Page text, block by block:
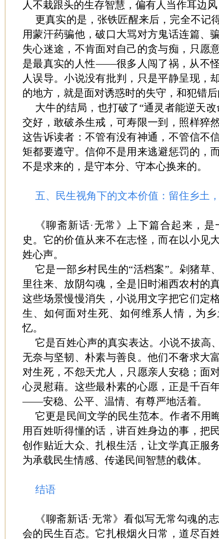
人不栽跟头的生存智慧，偏有人当作耳边
更真实的是，张铁匠醒来后，完全不记
用蒙汗药骗他，破口大骂对方鬼话连篇、
失心迷途，不肯面对自己的贪与痴，只愿
是最真实的人性——很多人闯了祸，从不
人误导。小说没有批判，只是平静呈现，
的地方，就是面对诱惑时的失守，和犯错
大牛的结局，也打破了“通灵者能逆天
交好，敢破杀生戒，可寿限一到，照样猝
这告诉读者：不管有没有神通，不管信不
矩都要遵守。信仰不是用来逃避惩罚的，
不是求来的，是守本分、守本心换来的。
五、民生视角下的文本价值：留住乡土
《聊斋新话·无常》上下篇合起来，
史。它的价值从来不在志怪，而在以小见
姓心声。
它是一部乡村民生的“活档案”。剁猪草
里往来、放阴勾魂，全是旧时湘西农村的
这些场景慢慢消失，小说用文字把它们定
生、如何面对生死、如何维系人情，为
忆。
它是百姓心声的真实表达。小说不拔高
无奈与坚韧、朴素与善良。他们不奢求大
对生死，不怨天尤人，只愿亲人安稳；面
心灵慰藉。这些最朴素的心愿，正是千百
——安稳、公平、温情、有尊严地活着。
它更是民间文学的民生范本。作者不用
用百姓听得懂的话，讲百姓身边的事，把
创作贴近大众、扎根生活，让文学真正服
为承载民生情感、传递民间智慧的载体。
结语
《聊斋新话·无常》看似写无常勾魂的
会的民生百态。它扎根烟火日常，道尽百